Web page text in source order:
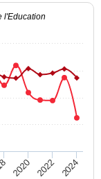
l'Education
2020 2022 2024